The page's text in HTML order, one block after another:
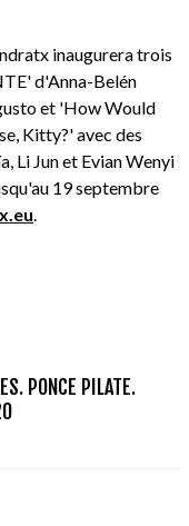
inaugurera trois
d'Anna-Belén
et 'How Would
Kitty?' avec des
Li Jun et Evian Wenyi
19 septembre
PONCE PILATE.